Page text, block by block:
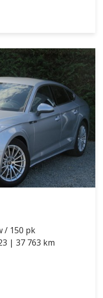
/ 150 pk
37 763 km